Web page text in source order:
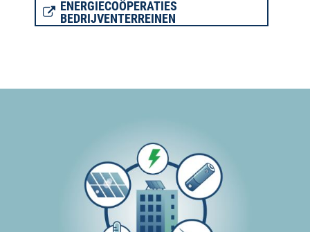
ENERGIECOÖPERATIES
BEDRIJVENTERREINEN